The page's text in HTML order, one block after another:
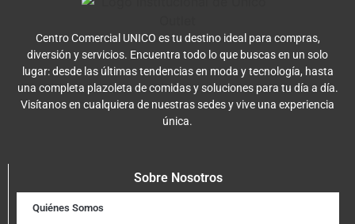
Centro Comercial UNICO es tu destino ideal para compras,
diversión y servicios. Encuentra todo lo que buscas en un solo
lugar: desde las últimas tendencias en moda y tecnología, hasta
una completa plazoleta de comidas y soluciones para tu día a día.
Visítanos en cualquiera de nuestras sedes y vive una experiencia
única.
Sobre Nosotros
Quiénes Somos